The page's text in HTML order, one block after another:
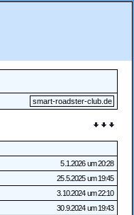
smart-roadster-club.de
5.1.2026 um 20:28
25.5.2025 um 19:45
3.10.2024 um 22:10
30.9.2024 um 19:43